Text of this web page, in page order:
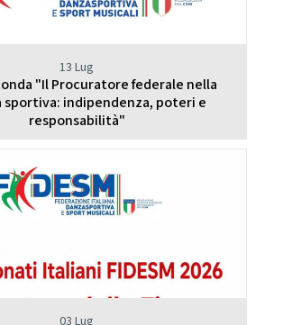
13 Lug
"Il Procuratore federale nella
sportiva: indipendenza, poteri e
responsabilità"
03 Lug